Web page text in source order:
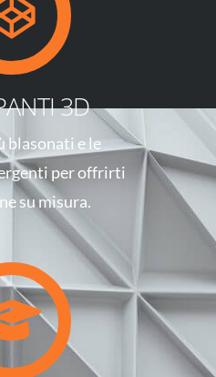
3D
blasonati e le
per offrirti
su misura.